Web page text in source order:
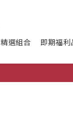
精選組合 即期福利